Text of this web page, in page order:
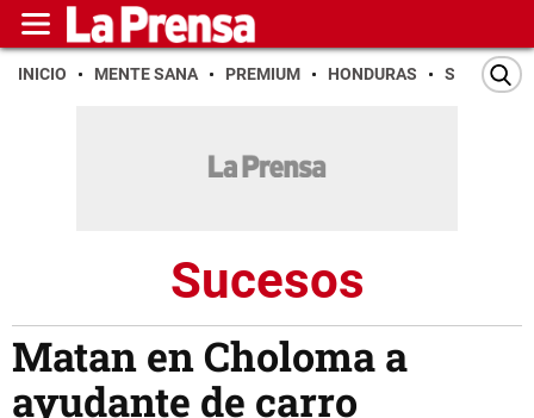
INICIO MENTE SANA PREMIUM HONDURAS SAN PEDRO
Sucesos
Matan en Choloma a
ayudante de carro